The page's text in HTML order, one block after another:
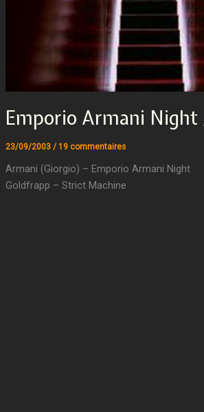
Emporio Armani Night
23/09/2003 / 19 commentaires
Armani (Giorgio) – Emporio Armani Night
Goldfrapp – Strict Machine